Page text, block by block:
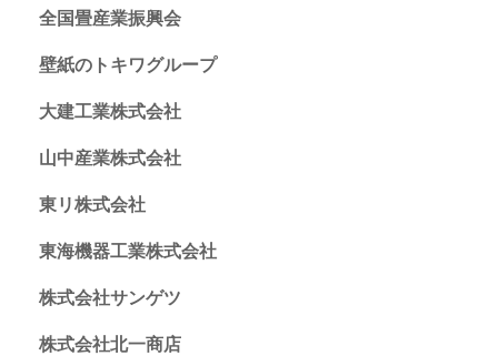
全国畳産業振興会
壁紙のトキワグループ
大建工業株式会社
山中産業株式会社
東リ株式会社
東海機器工業株式会社
株式会社サンゲツ
株式会社北一商店